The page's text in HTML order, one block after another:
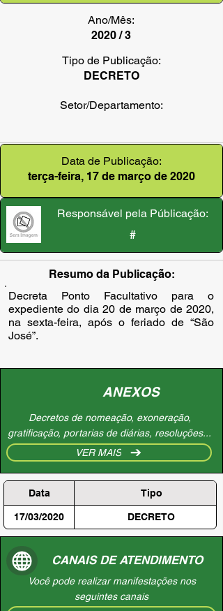
Ano/Mês:
2020 / 3
Tipo de Publicação:
DECRETO
Setor/Departamento:
Data de Publicação:
terça-feira, 17 de março de 2020
Responsável pela Públicação:
#
Resumo da Publicação:
Decreta Ponto Facultativo para o
expediente do dia 20 de março de 2020,
na sexta-feira, após o feriado de “São
José”.
ANEXOS
Decretos de nomeação, exoneração,
gratificação, portarias de diárias, resoluções...
VER MAIS
Data Tipo
17/03/2020 DECRETO
CANAIS DE ATENDIMENTO
Você pode realizar manifestações nos
seguintes canais